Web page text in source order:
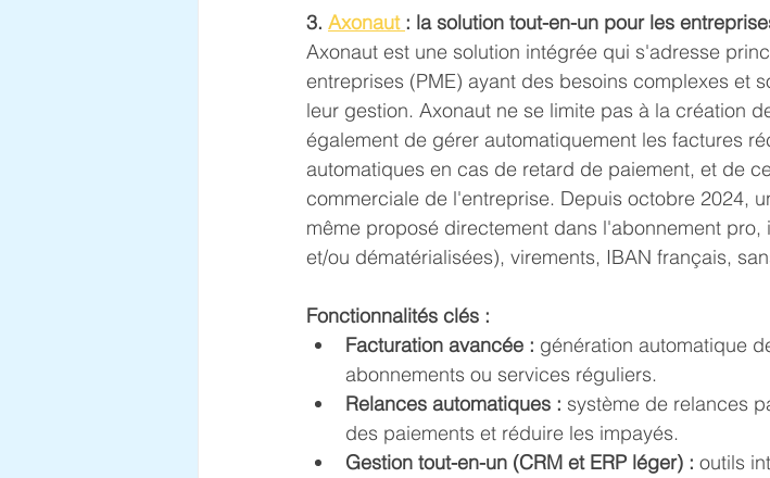
3. Axonaut : la solution tout-en-un pour les
Axonaut est une solution intégrée qui s'adresse
entreprises (PME) ayant des besoins complexes et
leur gestion. Axonaut ne se limite pas à la création
également de gérer automatiquement les factures
automatiques en cas de retard de paiement, et de
commerciale de l'entreprise. Depuis octobre 2024,
même proposé directement dans l'abonnement
et/ou dématérialisées), virements, IBAN français,
Fonctionnalités clés :
Facturation avancée : génération automatique
abonnements ou services réguliers.
Relances automatiques : système de relances
des paiements et réduire les impayés.
Gestion tout-en-un (CRM et ERP léger) : outils